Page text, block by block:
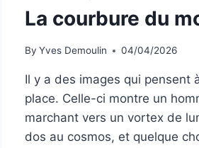
La courbure du
By Yves Demoulin 04/04/2026
Il y a des images qui pensent
place. Celle-ci montre un
marchant vers un vortex de
dos au cosmos, et quelque